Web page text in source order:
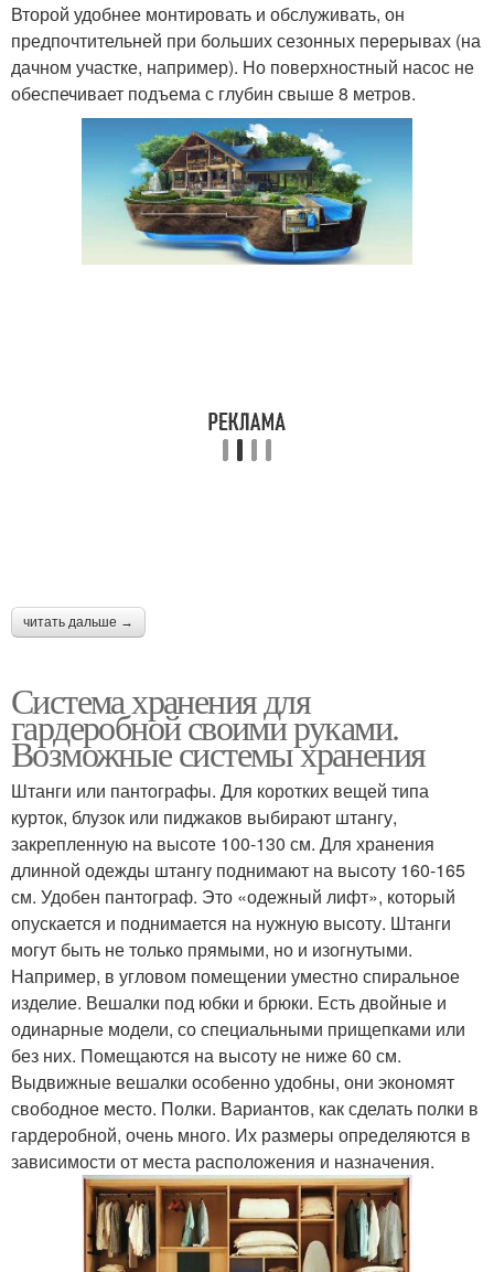
Второй удобнее монтировать и обслуживать, он
предпочтительней при больших сезонных перерывах (на
дачном участке, например). Но поверхностный насос не
обеспечивает подъема с глубин свыше 8 метров.
читать дальше →
Система хранения для
гардеробной своими руками.
Возможные системы хранения
Штанги или пантографы. Для коротких вещей типа
курток, блузок или пиджаков выбирают штангу,
закрепленную на высоте 100-130 см. Для хранения
длинной одежды штангу поднимают на высоту 160-165
см. Удобен пантограф. Это «одежный лифт», который
опускается и поднимается на нужную высоту. Штанги
могут быть не только прямыми, но и изогнутыми.
Например, в угловом помещении уместно спиральное
изделие. Вешалки под юбки и брюки. Есть двойные и
одинарные модели, со специальными прищепками или
без них. Помещаются на высоту не ниже 60 см.
Выдвижные вешалки особенно удобны, они экономят
свободное место. Полки. Вариантов, как сделать полки в
гардеробной, очень много. Их размеры определяются в
зависимости от места расположения и назначения.